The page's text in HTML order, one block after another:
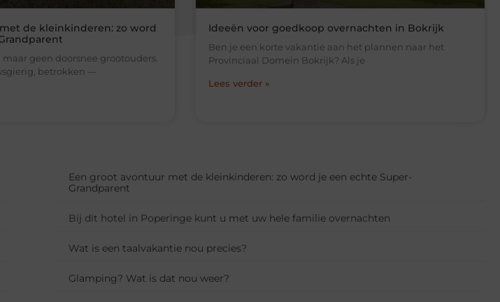
de kleinkinderen: zo word
geen doorsnee grootouders.
betrokken —
Ideeën voor goedkoop overnachten in Bokrijk
Ben je een korte vakantie aan het plannen naar het
Provinciaal Domein Bokrijk? Als je
Lees verder »
Een groot avontuur met de kleinkinderen: zo word je een echte Super-
Grandparent
Bij dit hotel in Poperinge kunt u met uw hele familie overnachten
Wat is een taalvakantie nou precies?
Glamping? Wat is dat nou weer?